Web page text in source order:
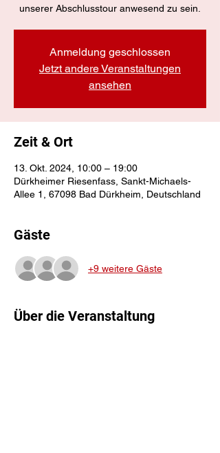
unserer Abschlusstour anwesend zu sein.
Anmeldung geschlossen
Jetzt andere Veranstaltungen
ansehen
Zeit & Ort
13. Okt. 2024, 10:00 – 19:00
Dürkheimer Riesenfass, Sankt-Michaels-
Allee 1, 67098 Bad Dürkheim, Deutschland
Gäste
+9 weitere Gäste
Über die Veranstaltung